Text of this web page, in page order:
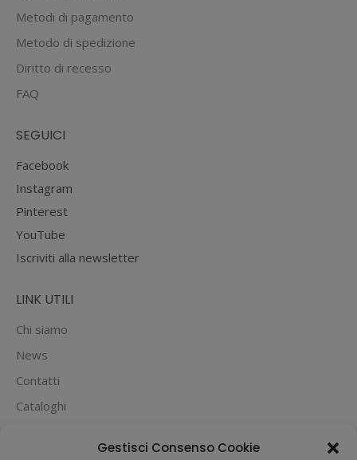
Gestisci Consenso Cookie
Metodi di pagamento
Metodo di spedizione
Diritto di recesso
FAQ
SEGUICI
Facebook
Instagram
Pinterest
YouTube
Iscriviti alla newsletter
LINK UTILI
Chi siamo
News
Contatti
Cataloghi
PUOI PAGARE CON: